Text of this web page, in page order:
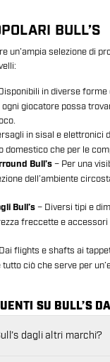
BULL’S
un’ampia selezione di
in diverse
giocatore possa
in sisal e elettronici
domestico che per le
Bull’s– Per una
dell’ambiente
Bull’s– Diversi tipi e
freccette e accessori
flights e shafts ai
ciò che serve per
SU BULL’S
dagli altri marchi?